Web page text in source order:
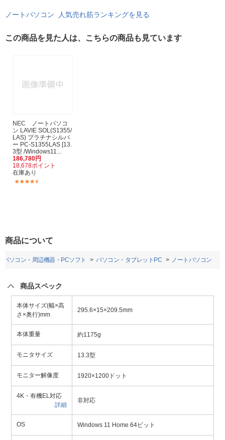
ノートパソコン 人気売れ筋ランキングを見る
この商品を見た人は、こちらの商品も見ています
NEC ノートパソコ
ン LAVIE SOL(S1355/
LAS) プラチナシルバ
ー PC-S1355LAS [13.
3型 /Windows11...
186,780円
18,678ポイント
在庫あり
商品について
パソコン・周辺機器・PCソフト パソコン・タブレットPC ノートパソコン
商品スペック
本体サイズ(幅×高
さ×奥行)mm
295.6×15×209.5mm
本体重量 約1175g
モニタサイズ 13.3型
モニター解像度 1920×1200ドット
4K・有機EL対応
詳細
非対応
OS Windows 11 Home 64ビット